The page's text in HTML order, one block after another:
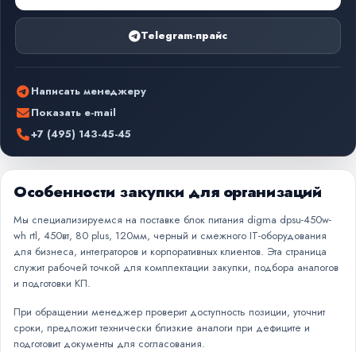
Telegram-прайс
Написать менеджеру
Показать e-mail
+7 (495) 143-45-45
Особенности закупки для организаций
Мы специализируемся на поставке блок питания digma dpsu-450w-
wh rtl, 450вт, 80 plus, 120мм, черный и смежного IT-оборудования
для бизнеса, интеграторов и корпоративных клиентов. Эта страница
служит рабочей точкой для комплектации закупки, подбора аналогов
и подготовки КП.
При обращении менеджер проверит доступность позиции, уточнит
сроки, предложит технически близкие аналоги при дефиците и
подготовит документы для согласования.